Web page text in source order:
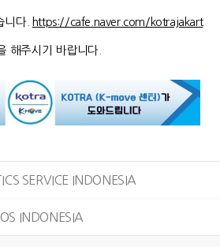
니다. https://cafe.naver.com/kotrajakart
해주시기 바랍니다.
SERVICE INDONESIA
INDONESIA